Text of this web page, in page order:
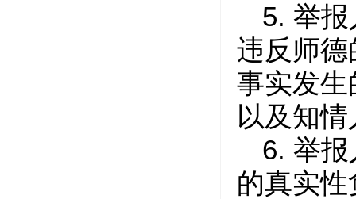
5. 举
违反师
事实发
以及知
6. 举
的真实